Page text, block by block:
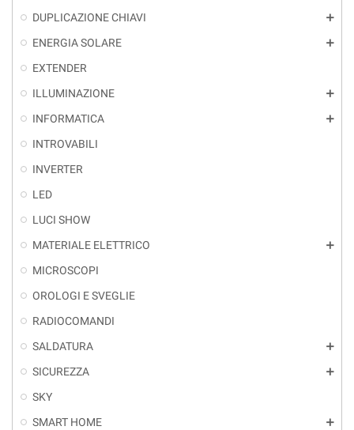
DUPLICAZIONE CHIAVI add
ENERGIA SOLARE add
EXTENDER
ILLUMINAZIONE
add
INFORMATICA add
INTROVABILI
INVERTER
LED
LUCI SHOW
MATERIALE ELETTRICO
add
MICROSCOPI
OROLOGI E SVEGLIE
RADIOCOMANDI
SALDATURA
add
SICUREZZA add
SKY
SMART HOME
add